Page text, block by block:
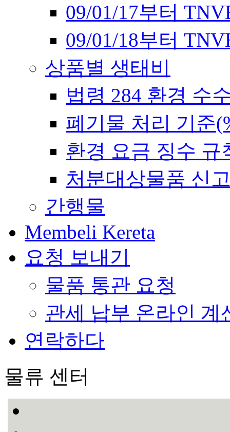
09/01/17부터
09/01/18부터
상품별 생태비
법령 284 환경 수
폐기물 처리 기준
환경 요금 징수 규
처분대상물품 신
간행물
Membeli Kereta
요청 보내기
물품 통관 요청
관세 납부 온라인 계
연락하다
물류 센터